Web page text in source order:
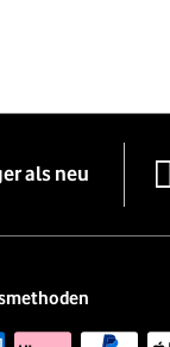
als neu